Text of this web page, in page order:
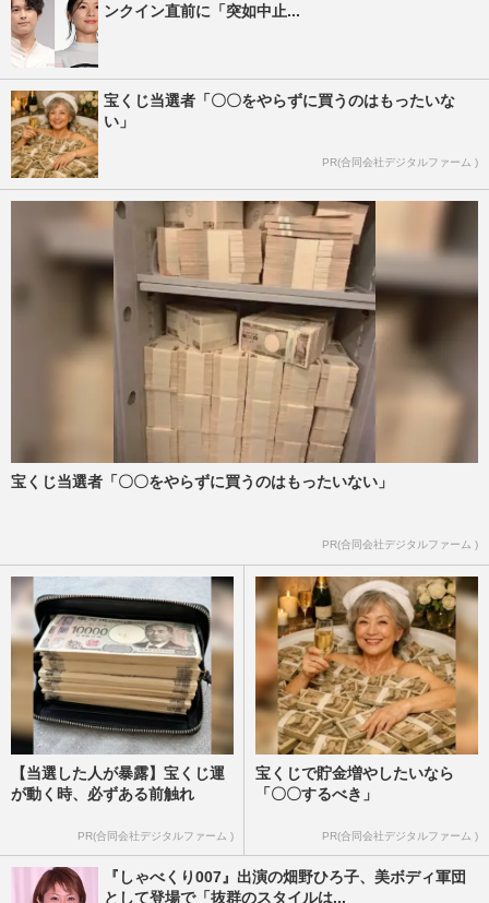
ンクイン直前に「突如中止...
宝くじ当選者「〇〇をやらずに買うのはもったいな
い」
PR(合同会社デジタルファーム )
宝くじ当選者「〇〇をやらずに買うのはもったいない」
PR(合同会社デジタルファーム )
【当選した人が暴露】宝くじ運
が動く時、必ずある前触れ
PR(合同会社デジタルファーム )
宝くじで貯金増やしたいなら
「〇〇するべき」
PR(合同会社デジタルファーム )
『しゃべくり007』出演の畑野ひろ子、美ボディ軍団
として登場で「抜群のスタイルは...